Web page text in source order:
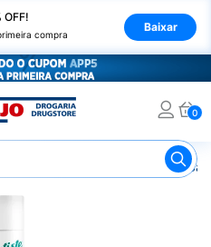
OFF!
compra
Baixar
0
Dermocosméticos para os